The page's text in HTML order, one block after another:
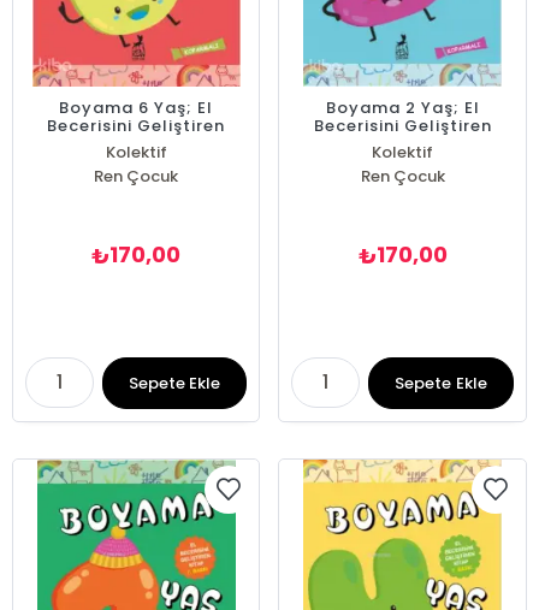
Boyama 6 Yaş; El
Becerisini Geliştiren
Kitap
Kolektif
Ren Çocuk
₺170,00
Sepete Ekle
Boyama 2 Yaş; El
Becerisini Geliştiren
Kitap
Kolektif
Ren Çocuk
₺170,00
Sepete Ekle